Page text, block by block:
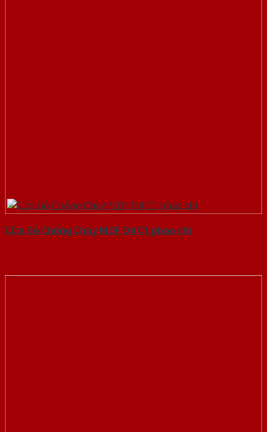
Cửa Gỗ Chống Cháy MDF O4 C1 phao chi